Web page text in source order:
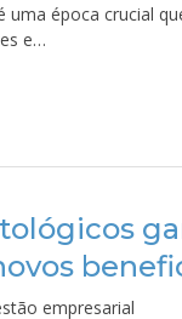
uma época crucial
e…
empresarial